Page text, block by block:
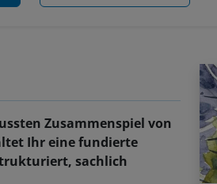
Zusammenspiel von
Ihr eine fundierte
sachlich